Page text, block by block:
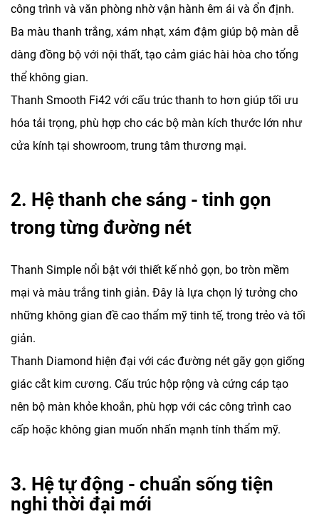
công trình và văn phòng nhờ vận hành êm ái và ổn định.
Ba màu thanh trắng, xám nhạt, xám đậm giúp bộ màn dễ
dàng đồng bộ với nội thất, tạo cảm giác hài hòa cho tổng
thể không gian.
Thanh Smooth Fi42 với cấu trúc thanh to hơn giúp tối ưu
hóa tải trọng, phù hợp cho các bộ màn kích thước lớn như
cửa kính tại showroom, trung tâm thương mại.
2. Hệ thanh che sáng - tinh gọn
trong từng đường nét
Thanh Simple nổi bật với thiết kế nhỏ gọn, bo tròn mềm
mại và màu trắng tinh giản. Đây là lựa chọn lý tưởng cho
những không gian đề cao thẩm mỹ tinh tế, trong trẻo và tối
giản.
Thanh Diamond hiện đại với các đường nét gãy gọn giống
giác cắt kim cương. Cấu trúc hộp rộng và cứng cáp tạo
nên bộ màn khỏe khoắn, phù hợp với các công trình cao
cấp hoặc không gian muốn nhấn mạnh tính thẩm mỹ.
3. Hệ tự động - chuẩn sống tiện
nghi thời đại mới